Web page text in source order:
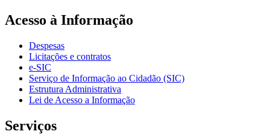
Acesso à Informação
Despesas
Licitações e contratos
e-SIC
Serviço de Informação ao Cidadão (SIC)
Estrutura Administrativa
Lei de Acesso a Informação
Serviços